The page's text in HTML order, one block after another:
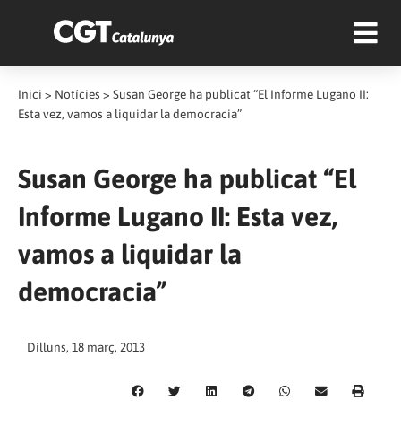
Inici > Notícies > Susan George ha publicat “El Informe Lugano II:
Esta vez, vamos a liquidar la democracia”
Susan George ha publicat “El
Informe Lugano II: Esta vez,
vamos a liquidar la
democracia”
Dilluns, 18 març, 2013